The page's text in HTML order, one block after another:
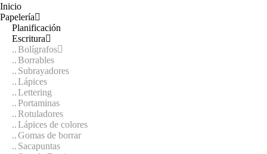
Inicio
Papelería
Planificación
Escritura
Bolígrafos
Borrables
Subrayadores
Lápices
Lettering
Portaminas
Rotuladores
Lápices de colores
Gomas de borrar
Sacapuntas